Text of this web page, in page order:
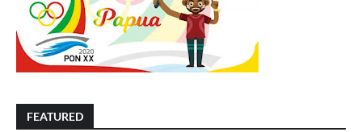
FEATURED